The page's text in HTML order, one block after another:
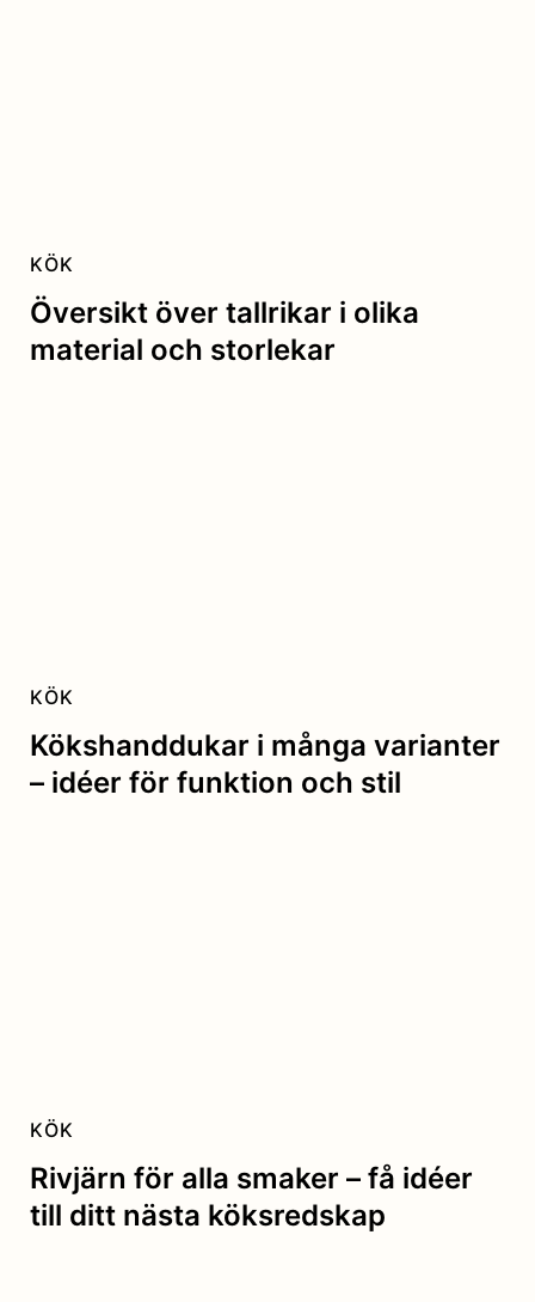
Översikt över tallrikar i olika
material och storlekar
KÖK
Kökshanddukar i många varianter
– idéer för funktion och stil
KÖK
Rivjärn för alla smaker – få idéer
till ditt nästa köksredskap
KÖK